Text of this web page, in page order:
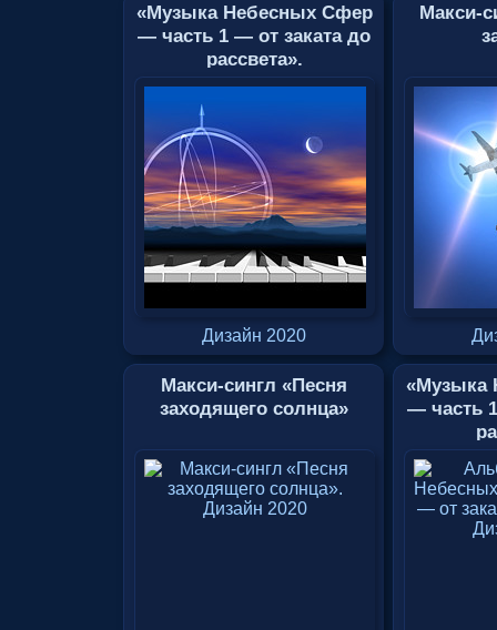
«Музыка Небесных Сфер
— часть 1 — от заката до
рассвета».
Дизайн 2020
Макси-
Макси-сингл «Песня
заходящего солнца»
«Музыка
— часть